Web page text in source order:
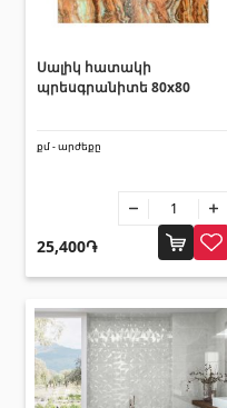
Մեքենաներ(5)
Շինարարական
Սոսինձ
Քսանյութեր(15)
Լողավազանի
Սալիկ հատակի
պրեսգրանիտե 80x80
քմ - արժեքը
25,400֏